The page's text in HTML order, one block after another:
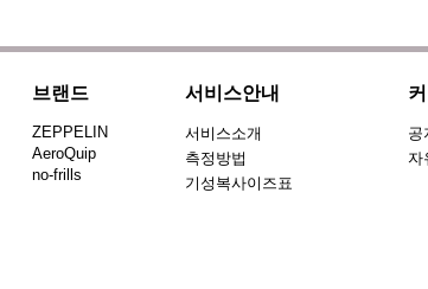
브랜드
ZEPPELIN
AeroQuip
no-frills
서비스안내
서비스소개
측정방법
기성복사이즈표
공
자